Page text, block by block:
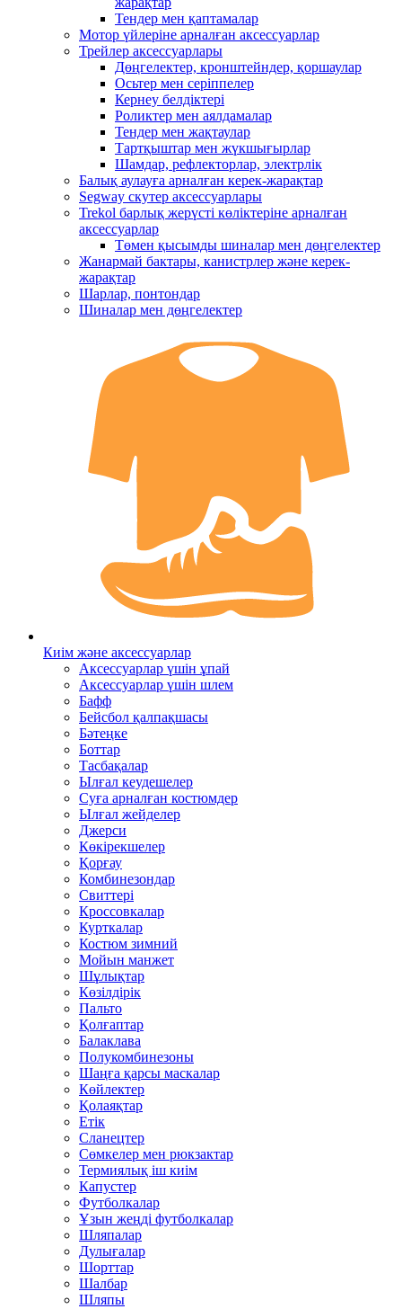
Тендер мен қаптамалар
Мотор үйлеріне арналған аксессуарлар
Трейлер аксессуарлары
Дөңгелектер, кронштейндер, қоршаулар
Осьтер мен серіппелер
Кернеу белдіктері
Роликтер мен аялдамалар
Тендер мен жақтаулар
Тартқыштар мен жүкшығырлар
Шамдар, рефлекторлар, электрлік
Балық аулауға арналған керек-жарақтар
Segway скутер аксессуарлары
Trekol барлық жерүсті көліктеріне арналған
аксессуарлар
Төмен қысымды шиналар мен дөңгелектер
Жанармай бактары, канистрлер және керек-
жарақтар
Шарлар, понтондар
Шиналар мен дөңгелектер
Киім және аксессуарлар
Аксессуарлар үшін ұпай
Аксессуарлар үшін шлем
Бафф
Бейсбол қалпақшасы
Бәтеңке
Боттар
Тасбақалар
Ылғал кеудешелер
Суға арналған костюмдер
Ылғал жейделер
Джерси
Көкірекшелер
Қорғау
Комбинезондар
Свиттері
Кроссовкалар
Курткалар
Костюм зимний
Мойын манжет
Шұлықтар
Көзілдірік
Пальто
Қолғаптар
Балаклава
Полукомбинезоны
Шаңға қарсы маскалар
Көйлектер
Қолаяқтар
Етік
Сланецтер
Сөмкелер мен рюкзактар
Термиялық іш киім
Капустер
Футболкалар
Ұзын жеңді футболкалар
Шляпалар
Дулығалар
Шорттар
Шалбар
Шляпы